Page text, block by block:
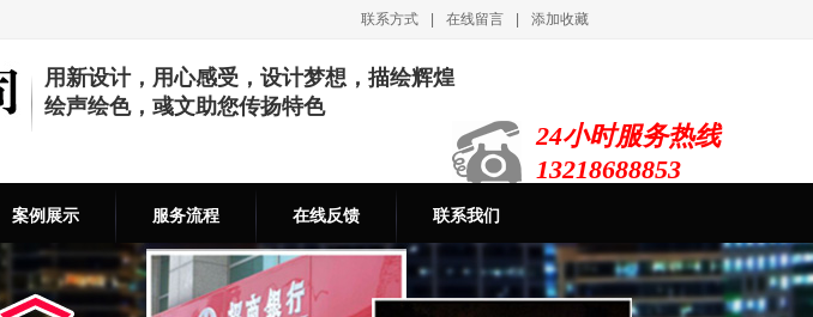
联系方式 在线留言 添加收藏
用新设计，用心感受，设计梦想，描绘辉煌
绘声绘色，彧文助您传扬特色
24小时服务热线
13218688853
案例展示 服务流程 在线反馈 联系我们